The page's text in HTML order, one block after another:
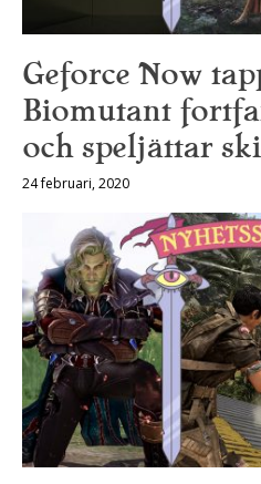
Geforce Now
Biomutant
och speljättar
24 februari, 2020